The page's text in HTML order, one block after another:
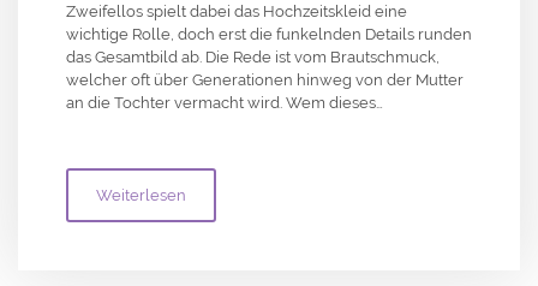
Zweifellos spielt dabei das Hochzeitskleid eine
wichtige Rolle, doch erst die funkelnden Details runden
das Gesamtbild ab. Die Rede ist vom Brautschmuck,
welcher oft über Generationen hinweg von der Mutter
an die Tochter vermacht wird. Wem dieses…
Weiterlesen